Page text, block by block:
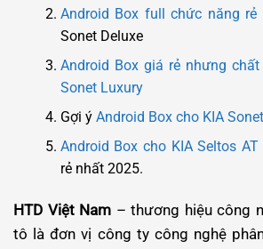
Android Box full chức năng rẻ
Sonet Deluxe
Android Box giá rẻ nhưng
Sonet Luxury
Gợi ý Android Box cho KIA
Android Box cho KIA Seltos AT
rẻ nhất 2025.
HTD Việt Nam – thương hiệu công
tô là đơn vị công ty công nghệ